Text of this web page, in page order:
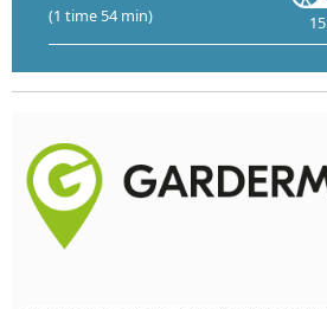
(1 time 54 min)